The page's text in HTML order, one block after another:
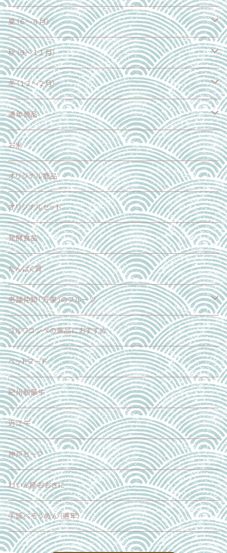
野菜
果物
魚介類
加工食品
夏（６～８月）
野菜
果物
魚介類
加工食品
秋（９～１１月）
野菜
果物
魚介類
加工食品
スイーツ
冬（１２～２月）
野菜
果物
魚介類
加工食品
スイーツ
通年商品
野菜
果物
魚介類
肉
乳製品
麺
スイーツ
加工食品
調味料
その他
お米
オリジナル商品
オリジナルセット
発酵食品
たんぱく質
老舗仲卸「万果」のフルーツ
フードロス削減企画
正品（ギフト対応可）
加工品
ゴルフコンペの景品におすすめ
ペットフード
紀州和華牛
近江牛
神戸ビーフ
わいん屋おおきに
手延べそうめん（通年）